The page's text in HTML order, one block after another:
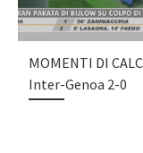
MOMENTI DI
Inter-Genoa 2-0